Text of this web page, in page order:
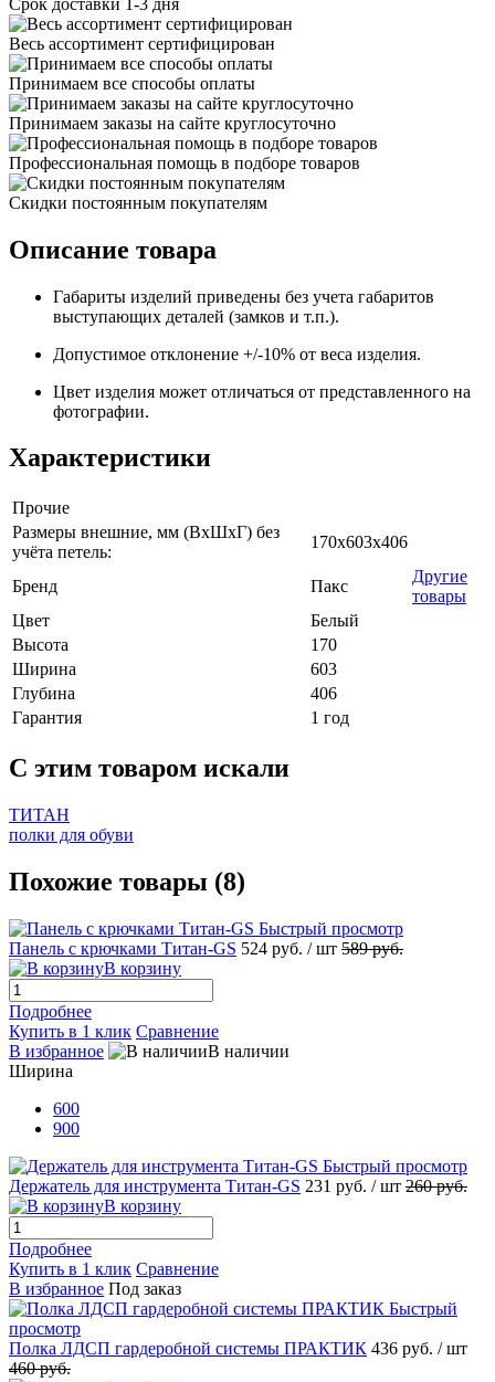
Весь ассортимент сертифицирован
Принимаем все способы оплаты
Принимаем заказы на сайте круглосуточно
Профессиональная помощь в подборе товаров
Скидки постоянным покупателям
Описание товара
Габариты изделий приведены без учета габаритов
выступающих деталей (замков и т.п.).
Допустимое отклонение +/-10% от веса изделия.
Цвет изделия может отличаться от представленного на
фотографии.
Характеристики
Прочие
Размеры внешние, мм (ВхШхГ) без
учёта петель:
170х603х406
Бренд Пакс
Другие
товары
Цвет
Белый
Высота
170
Ширина
603
Глубина
406
Гарантия
1 год
C этим товаром искали
ТИТАН
полки для обуви
Похожие товары (8)
Быстрый просмотр
Панель с крючками Титан-GS 524 руб. / шт 589 руб.
В корзину
Подробнее
Купить в 1 клик Сравнение
В избранное
В наличии
Ширина
600
900
Быстрый просмотр
Держатель для инструмента Титан-GS 231 руб. / шт 260 руб.
В корзину
Подробнее
Купить в 1 клик Сравнение
В избранное Под заказ
Быстрый
просмотр
Полка ЛДСП гардеробной системы ПРАКТИК 436 руб. / шт
460 руб.